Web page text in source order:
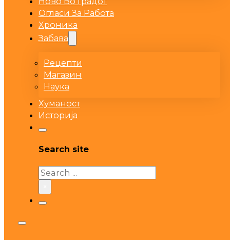
Огласи За Работа
Хроника
Забава
Рецепти
Магазин
Наука
Хуманост
Историја
Search site
Search